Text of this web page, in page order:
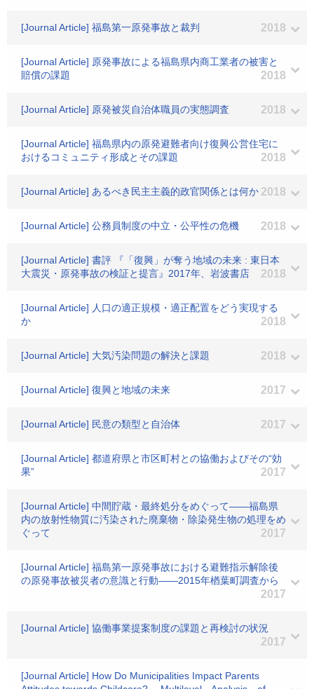
[Journal Article] 福島第一原発事故と裁判 2018
[Journal Article] 原発事故による福島県内商工業者の被害と
賠償の課題
2018
[Journal Article] 原発被災自治体職員の実態調査 2018
[Journal Article] 福島県内の原発避難者向け復興公営住宅に
おけるコミュニティ形成とその課題
2018
[Journal Article] あるべき民主主義的政官関係とは何か 2018
[Journal Article] 公務員制度の中立・公平性の危機 2018
[Journal Article] 書評 『「復興」が奪う地域の未来 : 東日本
大震災・原発事故の検証と提言』2017年、岩波書店
2018
[Journal Article] 人口の適正規模・適正配置をどう実現する
か
2018
[Journal Article] 大気汚染問題の解決と課題 2018
[Journal Article] 復興と地域の未来 2017
[Journal Article] 民意の類型と自治体 2017
[Journal Article] 都道府県と市区町村との協働およびその“効
果”
2017
[Journal Article] 中間貯蔵・最終処分をめぐって――福島県
内の放射性物質に汚染された廃棄物・除染発生物の処理をめ
ぐって
2017
[Journal Article] 福島第一原発事故における避難指示解除後
の原発事故被災者の意識と行動――2015年楢葉町調査から
2017
[Journal Article] 協働事業提案制度の課題と再検討の状況
2017
[Journal Article] How Do Municipalities Impact Parents